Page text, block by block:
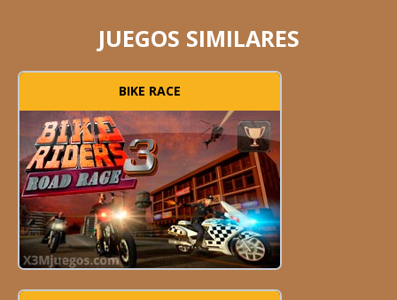
JUEGOS SIMILARES
BIKE RACE